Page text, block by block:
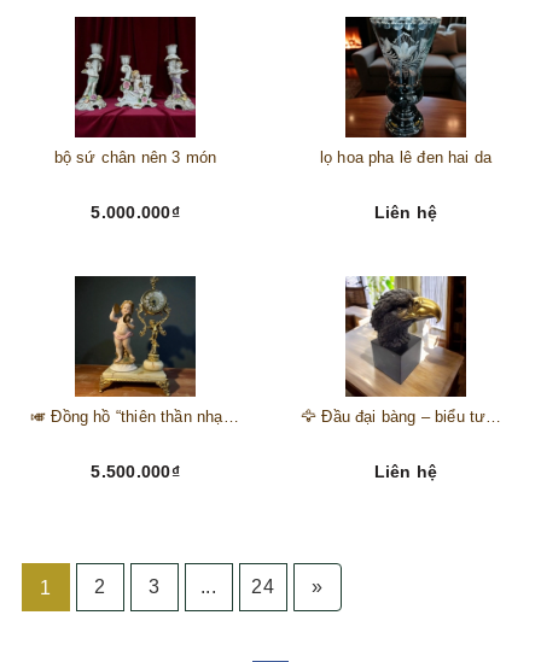
bộ sứ chân nên 3 món
5.000.000₫
lọ hoa pha lê đen hai da
Liên hệ
🎺 Đồng hồ “thiên thần nhạc hội” – tuyệt mỹ phẩm trang trí phong cách hoàng gia 🎼
5.500.000₫
🦅 Đầu đại bàng – biểu tượng của kẻ chinh phục trên đỉnh núi thành công 🦅
Liên hệ
1 2 3 ... 24 »